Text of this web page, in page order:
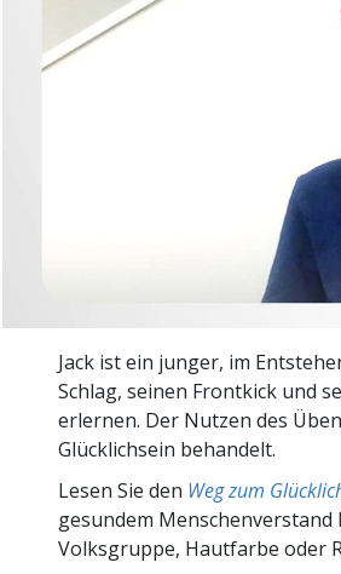
Liebe und Hass – Was ist Größe?
Jack ist ein junger, im
Schlag, seinen Frontkick und
erlernen. Der Nutzen des
Glücklichsein behandelt.
Lesen Sie den Weg zum
gesundem
Volksgruppe, Hautfarbe oder